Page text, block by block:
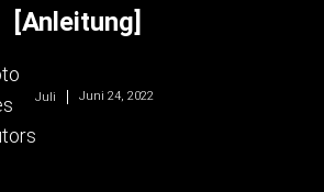
[Anleitung]
Juli Juni 24, 2022